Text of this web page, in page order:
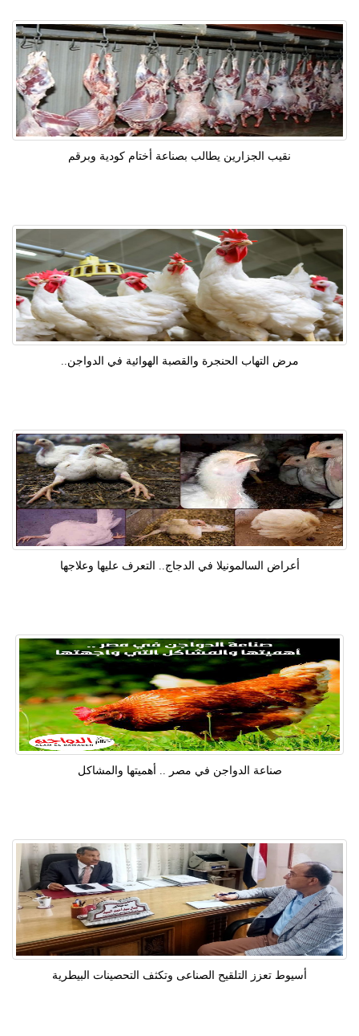
نقيب الجزارين يطالب بصناعة أختام كودية وبرقم
مرض التهاب الحنجرة والقصبة الهوائية في الدواجن..
أعراض السالمونيلا في الدجاج.. التعرف عليها وعلاجها
صناعة الدواجن في مصر .. أهميتها والمشاكل
أسيوط تعزز التلقيح الصناعى وتكثف التحصينات البيطرية